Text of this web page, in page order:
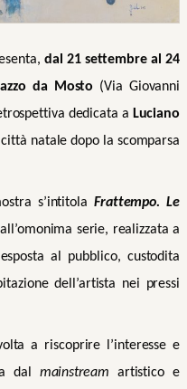
dal 21 settembre al 24
da Mosto (Via Giovanni
dedicata a Luciano
natale dopo la scomparsa
s’intitolaFrattempo. Le
serie, realizzata a
al pubblico, custodita
dell’artista nei pressi
a riscoprire l’interesse e
dal mainstream artistico e